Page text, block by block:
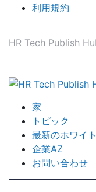
利用規約
HR Tech Publish
家
トピック
最新のホワイ
企業AZ
お問い合わせ